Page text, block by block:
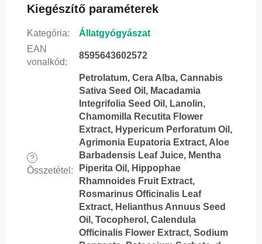
Kiegészítő paraméterek
Kategória:
Állatgyógyászat
EAN
vonalkód:
8595643602572
?
Összetétel :
Petrolatum, Cera Alba, Cannabis
Sativa Seed Oil, Macadamia
Integrifolia Seed Oil, Lanolin,
Chamomilla Recutita Flower
Extract, Hypericum Perforatum Oil,
Agrimonia Eupatoria Extract, Aloe
Barbadensis Leaf Juice, Mentha
Piperita Oil, Hippophae
Rhamnoides Fruit Extract,
Rosmarinus Officinalis Leaf
Extract, Helianthus Annuus Seed
Oil, Tocopherol, Calendula
Officinalis Flower Extract, Sodium